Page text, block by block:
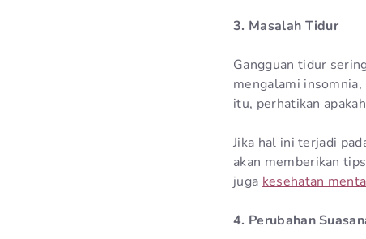
3. Masalah Tidur
Gangguan tidur
mengalami
itu, perhatikan
Jika hal ini terjadi
akan memberikan
juga kesehatan
4. Perubahan